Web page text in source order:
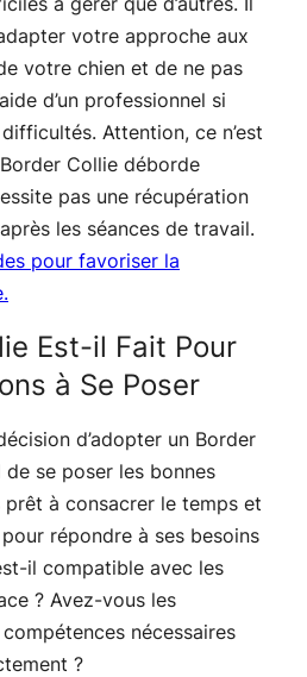
votre approche aux
votre chien et de ne pas
d’un professionnel si
Attention, ce n’est
Collie déborde
pas une récupération
les séances de travail.
pour favoriser la
Est-il Fait Pour
à Se Poser
d’adopter un Border
se poser les bonnes
à consacrer le temps et
pour répondre à ses besoins
il compatible avec les
? Avez-vous les
nécessaires
?